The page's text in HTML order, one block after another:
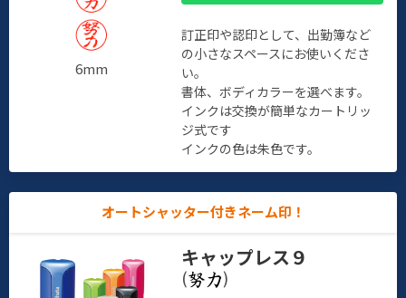
6mm
訂正印や認印として、出勤簿など
の小さなスペースにお使いくださ
い。
書体、ボディカラーを選べます。
インクは交換が簡単なカートリッ
ジ式です
インクの色は朱色です。
オートシャッター付きネーム印！
キャップレス９
(
)